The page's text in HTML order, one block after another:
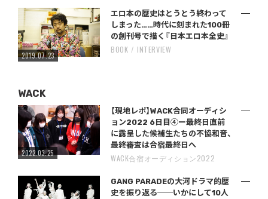
2019.07.23
エロ本の歴史はとうとう終わって
しまった……時代に刻まれた100冊
の創刊号で描く『日本エロ本全史』
BOOK INTERVIEW
WACK
2022.03.25
【現地レポ】WACK合同オーディシ
ョン2022 6日目④ー最終日直前
に露呈した候補生たちの不協和音、
最終審査は合宿最終日へ
WACK合宿オーディション2022
GANG PARADEの大河ドラマ的歴
史を振り返る──いかにして10人